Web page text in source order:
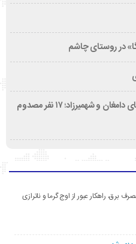
در روستای چاشم
وقوع دو سانحه رانندگی در محورهای دامغان و شهمیرزاد؛ ۱۷ نفر مصدوم
مصرف برق، راهکار عبور از اوج گرما و ناترازی